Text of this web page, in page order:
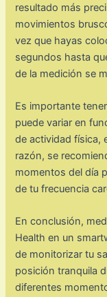
resultado más
movimientos
vez que hayas
segundos hasta
de la medición se
Es importante
puede variar en
de actividad física,
razón, se
momentos del día
de tu frecuencia
En conclusión,
Health en un
de monitorizar tu
posición tranquila
diferentes